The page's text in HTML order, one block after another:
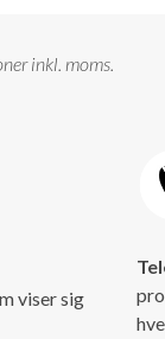
inkl. moms.
viser sig